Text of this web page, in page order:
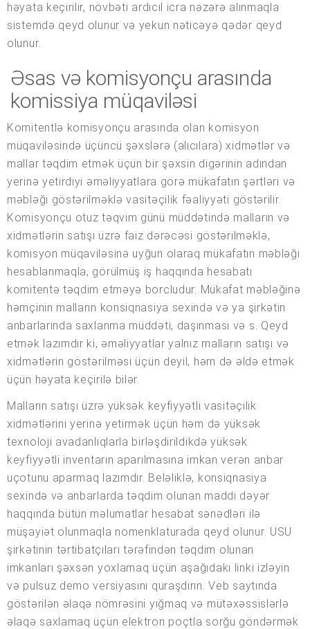
həyata keçirilir, növbəti ardıcıl icra nəzərə alınmaqla
sistemdə qeyd olunur və yekun nəticəyə qədər qeyd
olunur.
Əsas və komisyonçu arasında
komissiya müqaviləsi
Komitentlə komisyonçu arasında olan komisyon
müqaviləsində üçüncü şəxslərə (alıcılara) xidmətlər və
mallar təqdim etmək üçün bir şəxsin digərinin adından
yerinə yetirdiyi əməliyyatlara görə mükafatın şərtləri və
məbləği göstərilməklə vasitəçilik fəaliyyəti göstərilir.
Komisyonçu otuz təqvim günü müddətində malların və
xidmətlərin satışı üzrə faiz dərəcəsi göstərilməklə,
komisyon müqaviləsinə uyğun olaraq mükafatın məbləği
hesablanmaqla, görülmüş iş haqqında hesabatı
komitentə təqdim etməyə borcludur. Mükafat məbləğinə
həmçinin malların konsiqnasiya sexində və ya şirkətin
anbarlarında saxlanma müddəti, daşınması və s. Qeyd
etmək lazımdır ki, əməliyyatlar yalnız malların satışı və
xidmətlərin göstərilməsi üçün deyil, həm də əldə etmək
üçün həyata keçirilə bilər.
Malların satışı üzrə yüksək keyfiyyətli vasitəçilik
xidmətlərini yerinə yetirmək üçün həm də yüksək
texnoloji avadanlıqlarla birləşdirildikdə yüksək
keyfiyyətli inventarın aparılmasına imkan verən anbar
uçotunu aparmaq lazımdır. Beləliklə, konsiqnasiya
sexində və anbarlarda təqdim olunan maddi dəyər
haqqında bütün məlumatlar hesabat sənədləri ilə
müşayiət olunmaqla nomenklaturada qeyd olunur. USU
şirkətinin tərtibatçıları tərəfindən təqdim olunan
imkanları şəxsən yoxlamaq üçün aşağıdakı linki izləyin
və pulsuz demo versiyasını quraşdırın. Veb saytında
göstərilən əlaqə nömrəsini yığmaq və mütəxəssislərlə
əlaqə saxlamaq üçün elektron poçtla sorğu göndərmək